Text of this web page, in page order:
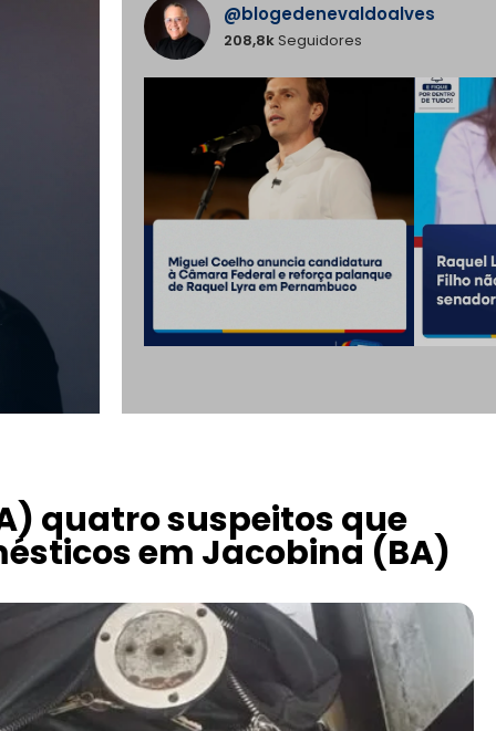
@blogedenevaldoalves
208,8k Seguidores
quatro suspeitos que
em Jacobina (BA)